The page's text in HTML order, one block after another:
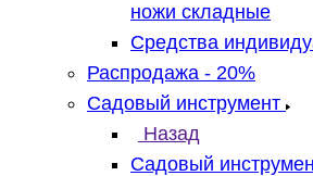
ножи складные
Средства
Распродажа - 20%
Садовый инструмент
Назад
Садовый